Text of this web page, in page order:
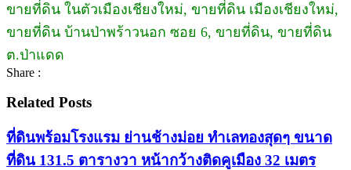
ขายที่ดิน ในตัวเมืองเชียงใหม่, ขายที่ดิน เมืองเชียงใหม่,
ขายที่ดิน บ้านป่าพร้าวนอก ซอย 6, ขายที่ดิน, ขายที่ดิน
ต.ป่าแดด
Share :
Related Posts
ที่ดินพร้อมโรงแรม ย่านช้างม่อย ทำเลทองสุดๆ ขนาด
ที่ดิน 131.5 ตารางวา หน้ากว้างติดคูเมือง 32 เมตร